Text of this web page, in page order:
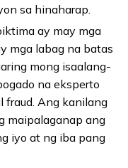
sa hinaharap.
ay may mga
mga labag na batas
mong isaalang-
na eksperto
fraud. Ang kanilang
maipalaganap ang
iyo at ng iba pang